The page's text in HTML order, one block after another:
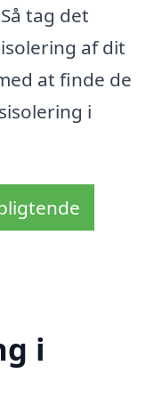
tag det
af dit
at finde de
i
i